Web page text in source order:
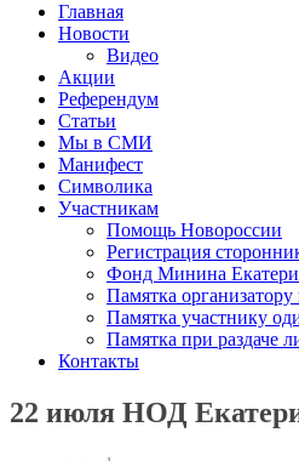
Главная
Новости
Видео
Акции
Референдум
Статьи
Мы в СМИ
Манифест
Символика
Участникам
Помощь Новороссии
Регистрация
Фонд Минина
Памятка
Памятка участнику
Памятка при раздаче
Контакты
22 июля НОД